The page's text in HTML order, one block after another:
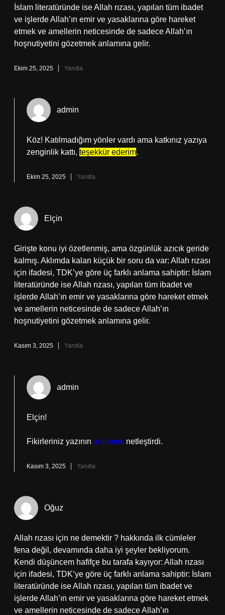
İslam literatüründe ise Allah rızası, yapılan tüm ibadet
ve işlerde Allah’ın emir ve yasaklarına göre hareket
etmek ve amellerin neticesinde de sadece Allah’ın
hoşnutiyetini gözetmek anlamına gelir.
Ekim 25, 2025 Yanıtla
admin
Köz! Katılmadığım yönler vardı ama katkınız yazıya
zenginlik kattı, teşekkür ederim.
Ekim 25, 2025 Yanıtla
Elçin
Girişte konu iyi özetlenmiş, ama özgünlük azıcık geride
kalmış. Aklımda kalan küçük bir soru da var: Allah rızası
için ifadesi, TDK’ye göre üç farklı anlama sahiptir: İslam
literatüründe ise Allah rızası, yapılan tüm ibadet ve
işlerde Allah’ın emir ve yasaklarına göre hareket etmek
ve amellerin neticesinde de sadece Allah’ın
hoşnutiyetini gözetmek anlamına gelir.
Kasım 3, 2025 Yanıtla
admin
Elçin!
Fikirleriniz yazının anlamını netleştirdi.
Kasım 3, 2025 Yanıtla
Oğuz
Allah rızası için ne demektir ? hakkında ilk cümleler
fena değil, devamında daha iyi şeyler bekliyorum.
Kendi düşüncem hafifçe bu tarafa kayıyor: Allah rızası
için ifadesi, TDK’ye göre üç farklı anlama sahiptir: İslam
literatüründe ise Allah rızası, yapılan tüm ibadet ve
işlerde Allah’ın emir ve yasaklarına göre hareket etmek
ve amellerin neticesinde de sadece Allah’ın